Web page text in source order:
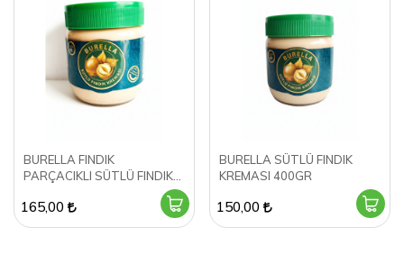
BURELLA FINDIK
PARÇACIKLI SÜTLÜ FINDIK
165,00
BURELLA SÜTLÜ FINDIK
KREMASI 400GR
150,00